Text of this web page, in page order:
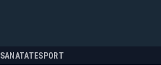
SANATATESPORT